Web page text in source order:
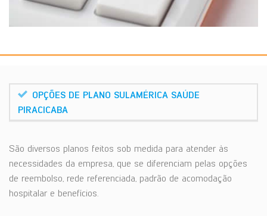
OPÇÕES DE PLANO SULAMÉRICA SAÚDE
PIRACICABA
São diversos planos feitos sob medida para atender às
necessidades da empresa, que se diferenciam pelas opções
de reembolso, rede referenciada, padrão de acomodação
hospitalar e benefícios.